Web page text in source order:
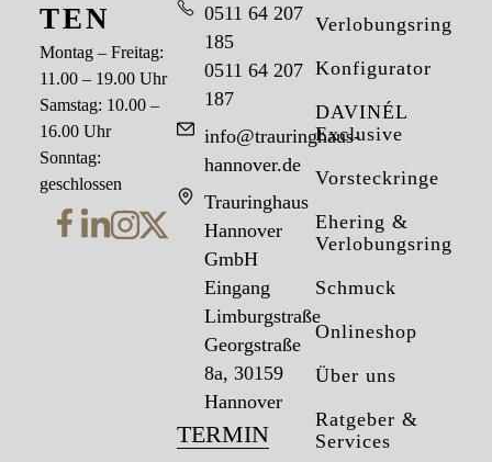
Verlobungsringe
Konfigurator
DAVINÉL
Exclusive
Vorsteckringe
Ehering &
Verlobungsring
Schmuck
Onlineshop
Über uns
Ratgeber &
Services
0511 64 207
185
0511 64 207
187
info@trauringhaus-
hannover.de
Trauringhaus
Hannover
GmbH
Eingang
Limburgstraße
Georgstraße
8a, 30159
Hannover
TERMIN
TEN
Montag – Freitag:
11.00 – 19.00 Uhr
Samstag: 10.00 –
16.00 Uhr
Sonntag:
geschlossen